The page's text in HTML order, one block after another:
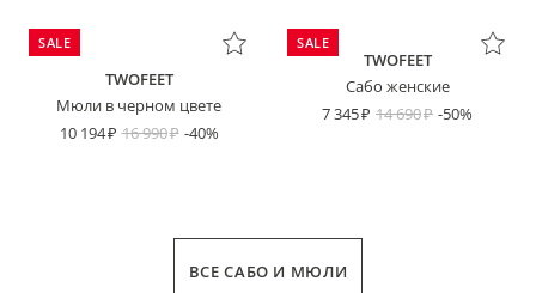
SALE
TWOFEET
Мюли в черном цвете
10 194
16 990 -40%
SALE
TWOFEET
Сабо женские
7 345
14 690 -50%
ВСЕ САБО И МЮЛИ